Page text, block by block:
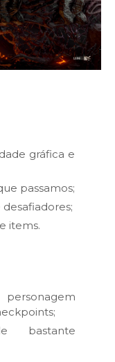
gráfica e
passamos;
desafiadores;
items.
bastante